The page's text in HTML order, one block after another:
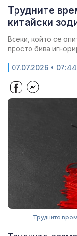
Трудните
китайски
Всеки, който се
просто бива
07.07.2026 • 07:44
Трудните